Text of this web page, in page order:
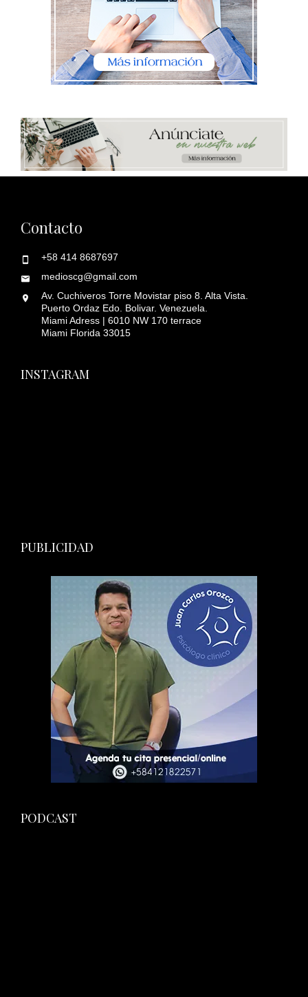
Contacto
+58 414 8687697
medioscg@gmail.com
Av. Cuchiveros Torre Movistar piso 8. Alta Vista.
Puerto Ordaz Edo. Bolivar. Venezuela.
Miami Adress | 6010 NW 170 terrace
Miami Florida 33015
INSTAGRAM
PUBLICIDAD
PODCAST